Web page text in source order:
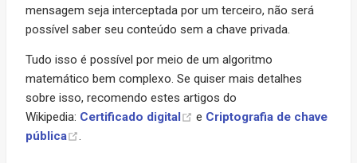
mensagem seja interceptada por um terceiro, não será
possível saber seu conteúdo sem a chave privada.
Tudo isso é possível por meio de um algoritmo
matemático bem complexo. Se quiser mais detalhes
sobre isso, recomendo estes artigos do
Wikipedia: Certificado digital e Criptografia de chave
pública
.